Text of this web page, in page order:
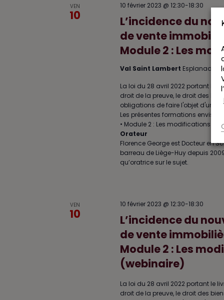
VEN
10
L’incidence du
de vente
Module 2 : Les
10 février 2023 @ 12:30-18:30
Val Saint Lambert Esplanade
La loi du 28 avril 2022 portant le
droit de la preuve, le droit des
obligations de faire l'objet d'un
Les présentes formations
• Module 2 : Les modifications
Orateur
Florence George est Docteur en
barreau de Liège-Huy depuis
qu’oratrice sur le sujet.
VEN
10
L’incidence du
de vente
Module 2 : Les
(webinaire)
10 février 2023 @ 12:30-18:30
La loi du 28 avril 2022 portant le
droit de la preuve, le droit des